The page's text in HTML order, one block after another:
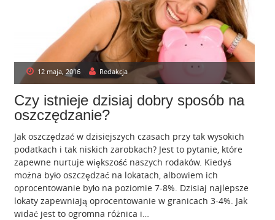
12 maja, 2016 Redakcja
Czy istnieje dzisiaj dobry sposób na
oszczędzanie?
Jak oszczędzać w dzisiejszych czasach przy tak wysokich
podatkach i tak niskich zarobkach? Jest to pytanie, które
zapewne nurtuje większość naszych rodaków. Kiedyś
można było oszczędzać na lokatach, albowiem ich
oprocentowanie było na poziomie 7-8%. Dzisiaj najlepsze
lokaty zapewniają oprocentowanie w granicach 3-4%. Jak
widać jest to ogromna różnica i…